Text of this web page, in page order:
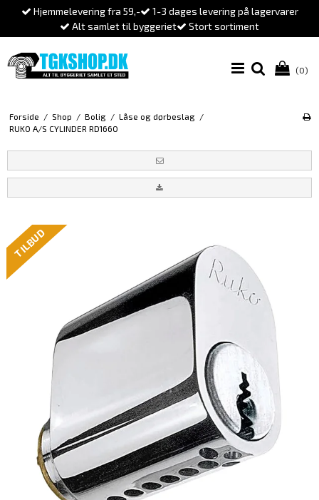
Hjemmelevering fra 59,-
1-3 dages levering på lagervarer
Alt samlet til byggeriet
Stort sortiment
(0)
Forside / Shop / Bolig / Låse og dørbeslag /
RUKO A/S CYLINDER RD1660
TILBUD